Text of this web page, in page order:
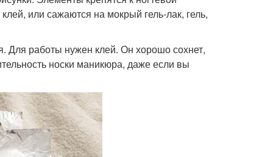
или сажаются на мокрый гель-лак, гель,
Для работы нужен клей. Он хорошо сохнет,
носки маникюра, даже если вы